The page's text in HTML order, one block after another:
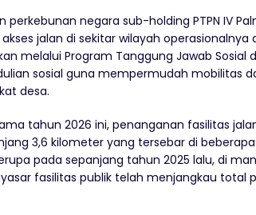
perkebunan negara sub-holding PTPN IV
jalan di sekitar wilayah
melalui Program Tanggung Jawab Sosial
sosial guna mempermudah mobilitas
desa.
tahun 2026 ini, penanganan fasilitas
3,6 kilometer yang tersebar di
pada sepanjang tahun 2025 lalu, di
fasilitas publik telah menjangkau total